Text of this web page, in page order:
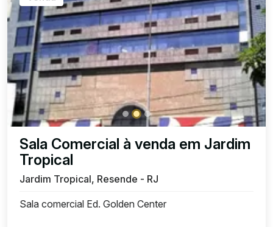
Sala Comercial à venda em Jardim
Tropical
Jardim Tropical, Resende - RJ
Sala comercial Ed. Golden Center